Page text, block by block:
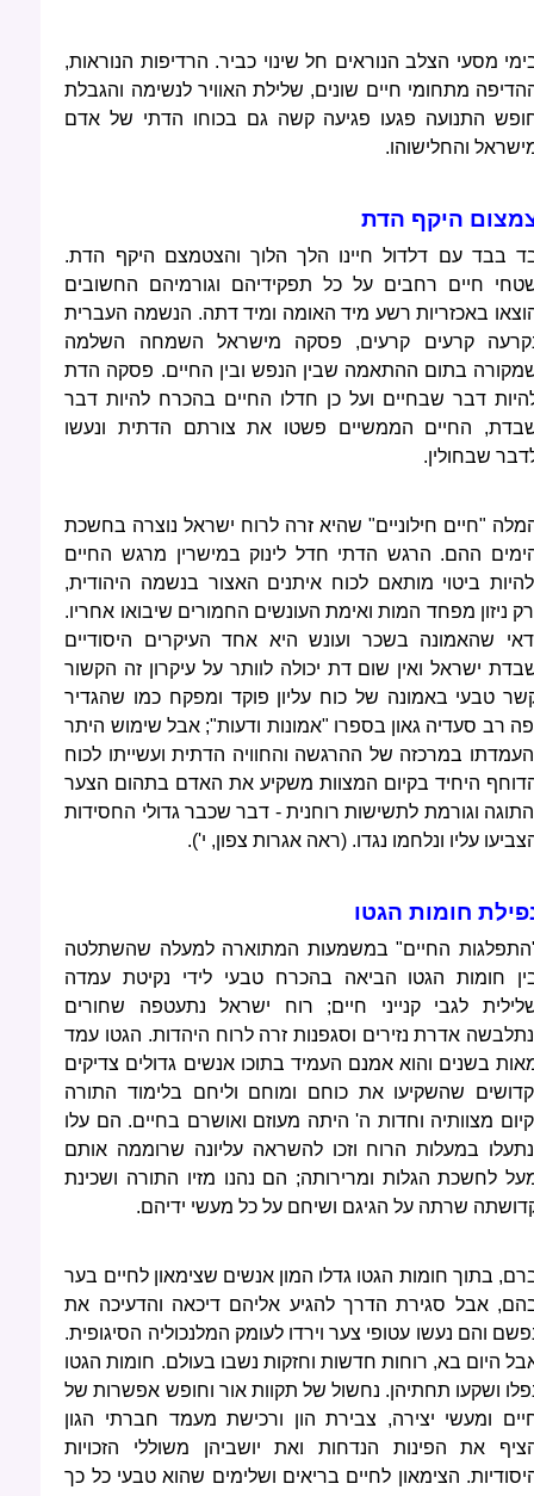
מסעי הצלב הנוראים חל שינוי כביר. הרדיפות הנוראות,
מתחומי חיים שונים, שלילת האוויר לנשימה והגבלת
התנועה פגעו פגיעה קשה גם בכוחו הדתי של אדם
והחלישוהו.
היקף הדת
בבד עם דלדול חיינו הלך הלוך והצטמצם היקף הדת.
חיים רחבים על כל תפקידיהם וגורמיהם החשובים
באכזריות רשע מיד האומה ומיד דתה. הנשמה העברית
קרעים קרעים, פסקה מישראל השמחה השלמה
בתום ההתאמה שבין הנפש ובין החיים. פסקה הדת
דבר שבחיים ועל כן חדלו החיים בהכרח להיות דבר
החיים הממשיים פשטו את צורתם הדתית ונעשו
שבחולין.
"חיים חילוניים" שהיא זרה לרוח ישראל נוצרה בחשכת
ההם. הרגש הדתי חדל לינוק במישרין מרגש החיים
ביטוי מותאם לכוח איתנים האצור בנשמה היהודית,
ניזון מפחד המות ואימת העונשים החמורים שיבואו אחריו.
שהאמונה בשכר ועונש היא אחד העיקרים היסודיים
ישראל ואין שום דת יכולה לוותר על עיקרון זה הקשור
טבעי באמונה של כוח עליון פוקד ומפקח כמו שהגדיר
רב סעדיה גאון בספרו "אמונות ודעות"; אבל שימוש היתר
במרכזה של ההרגשה והחוויה הדתית ועשייתו לכוח
היחיד בקיום המצוות משקיע את האדם בתהום הצער
וגורמת לתשישות רוחנית - דבר שכבר גדולי החסידות
עליו ונלחמו נגדו. (ראה אגרות צפון, י').
חומות הגטו
החיים" במשמעות המתוארה למעלה שהשתלטה
חומות הגטו הביאה בהכרח טבעי לידי נקיטת עמדה
לגבי קנייני חיים; רוח ישראל נתעטפה שחורים
אדרת נזירים וסגפנות זרה לרוח היהדות. הגטו עמד
בשנים והוא אמנם העמיד בתוכו אנשים גדולים צדיקים
שהשקיעו את כוחם ומוחם וליחם בלימוד התורה
מצוותיה וחדות ה' היתה מעוזם ואושרם בחיים. הם עלו
במעלות הרוח וזכו להשראה עליונה שרוממה אותם
לחשכת הגלות ומרירותה; הם נהנו מזיו התורה ושכינת
שרתה על הגיגם ושיחם על כל מעשי ידיהם.
בתוך חומות הגטו גדלו המון אנשים שצימאון לחיים בער
אבל סגירת הדרך להגיע אליהם דיכאה והדעיכה את
והם נעשו עטופי צער וירדו לעומק המלנכוליה הסיגופית.
היום בא, רוחות חדשות וחזקות נשבו בעולם. חומות הגטו
ושקעו תחתיהן. נחשול של תקוות אור וחופש אפשרות של
ומעשי יצירה, צבירת הון ורכישת מעמד חברתי הגון
את הפינות הנדחות ואת יושביהן משוללי הזכויות
הצימאון לחיים בריאים ושלימים שהוא טבעי כל כך